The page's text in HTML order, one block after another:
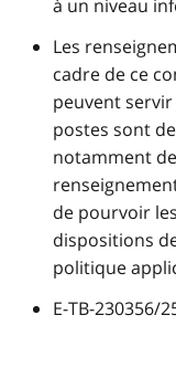
à un niveau
Les
cadre de ce
peuvent
postes sont
notamment
de pourvoir
dispositions
politique
E-TB-230356/